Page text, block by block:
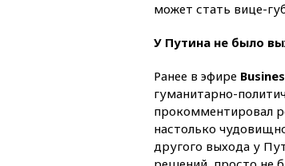
может стать вице-
У Путина не было
Ранее в эфире
гуманитарно-
прокомментировал
настолько
другого выхода у